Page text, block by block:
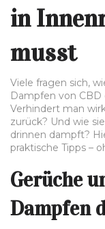
in
musst
Viele fragen sich,
Dampfen von CBD
Verhindert man
zurück? Und wie
drinnen dampft?
praktische Tipps –
Gerüche
Dampfen